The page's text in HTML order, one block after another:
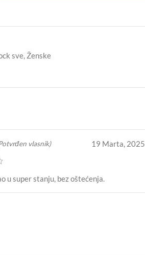
sve, Ženske
vlasnik) 19 Marta, 2025
u super stanju, bez oštećenja.